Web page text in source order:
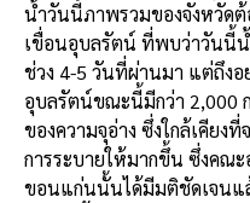
น้ำวันนี้ภาพรวมของจังหวัด
เขื่อนอุบลรัตน์ ที่พบว่าวันนี้น้
ช่วง 4-5 วันที่ผ่านมา แต่ถึง
อุบลรัตน์ขณะนี้มีกว่า 2,000
ของความจุอ่าง ซึ่งใกล้เคียง
การระบายให้มากขึ้น ซึ่งคณ
ขอนแก่นนั้นได้มีมติชัดเจนแ